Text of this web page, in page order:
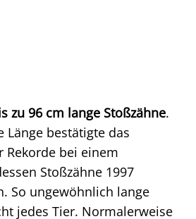
zu 96 cm lange Stoßzähne.
Länge bestätigte das
Rekorde bei einem
Stoßzähne 1997
So ungewöhnlich lange
jedes Tier. Normalerweise